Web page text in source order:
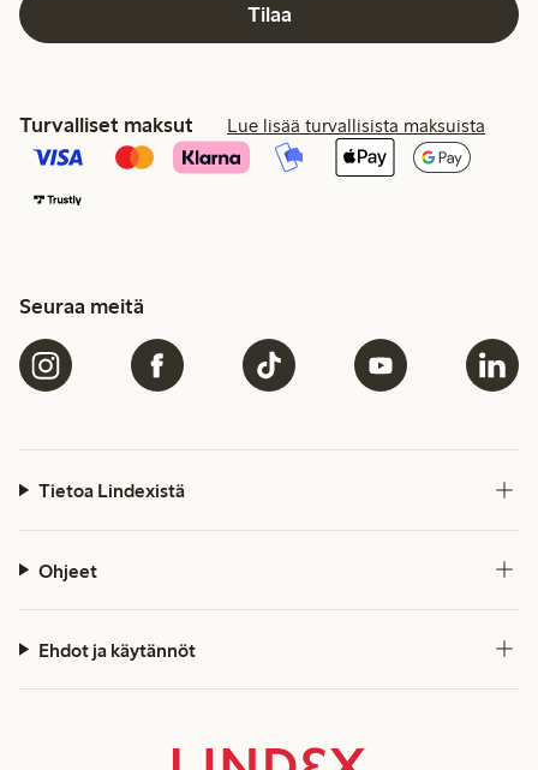
Tilaa
Turvalliset maksut Lue lisää turvallisista maksuista
Seuraa meitä
Tietoa Lindexistä
Ohjeet
Ehdot ja käytännöt